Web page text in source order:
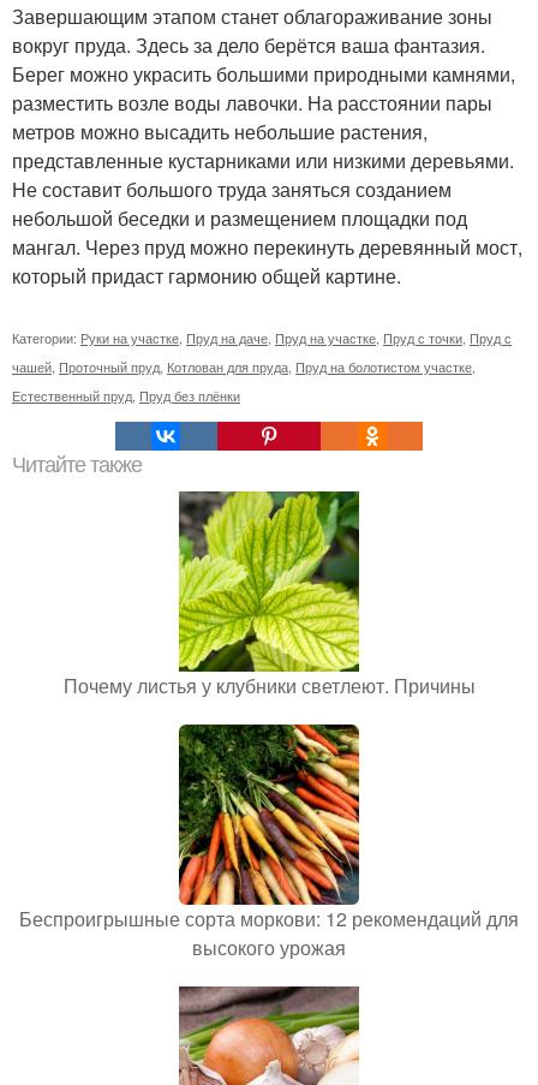
Завершающим этапом станет облагораживание зоны
вокруг пруда. Здесь за дело берётся ваша фантазия.
Берег можно украсить большими природными камнями,
разместить возле воды лавочки. На расстоянии пары
метров можно высадить небольшие растения,
представленные кустарниками или низкими деревьями.
Не составит большого труда заняться созданием
небольшой беседки и размещением площадки под
мангал. Через пруд можно перекинуть деревянный мост,
который придаст гармонию общей картине.
Категории: Руки на участке Пруд на даче Пруд на участке Пруд с точки Пруд с
чашей Проточный пруд Котлован для пруда Пруд на болотистом участке
Естественный пруд Пруд без плёнки
Читайте также
Почему листья у клубники светлеют. Причины
Беспроигрышные сорта моркови: 12 рекомендаций для
высокого урожая